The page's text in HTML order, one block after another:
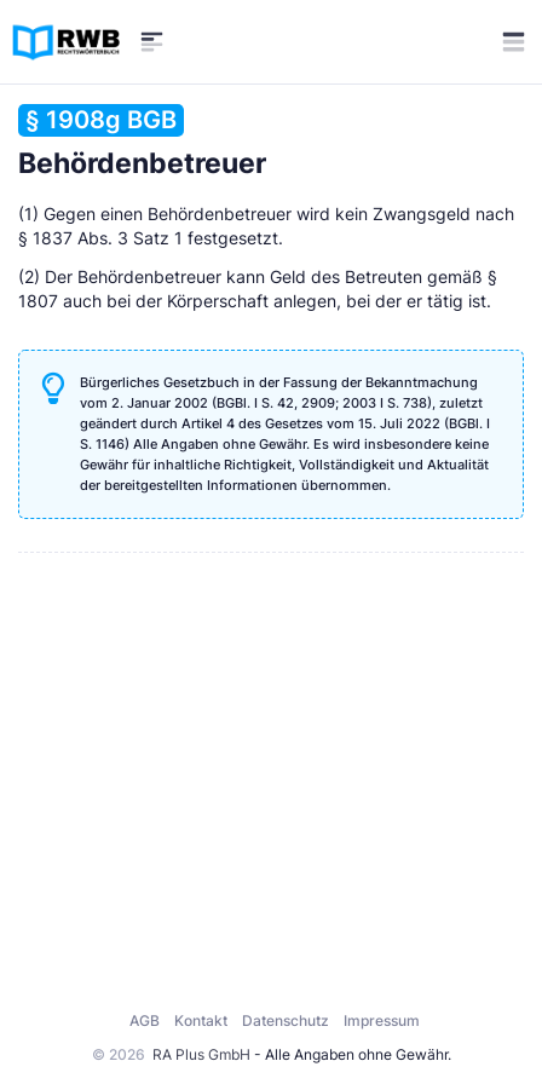
§ 1908g BGB
Behördenbetreuer
(1) Gegen einen Behördenbetreuer wird kein Zwangsgeld nach
§ 1837 Abs. 3 Satz 1 festgesetzt.
(2) Der Behördenbetreuer kann Geld des Betreuten gemäß §
1807 auch bei der Körperschaft anlegen, bei der er tätig ist.
Bürgerliches Gesetzbuch in der Fassung der Bekanntmachung
vom 2. Januar 2002 (BGBl. I S. 42, 2909; 2003 I S. 738), zuletzt
geändert durch Artikel 4 des Gesetzes vom 15. Juli 2022 (BGBl. I
S. 1146) Alle Angaben ohne Gewähr. Es wird insbesondere keine
Gewähr für inhaltliche Richtigkeit, Vollständigkeit und Aktualität
der bereitgestellten Informationen übernommen.
© 2026 RA Plus GmbH - Alle Angaben ohne Gewähr.
AGB Kontakt Datenschutz Impressum